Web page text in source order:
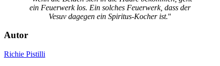
ein Feuerwerk los. Ein solches Feuerwerk, dass der
Vesuv dagegen ein Spiritus-Kocher ist."
Autor
Richie Pistilli